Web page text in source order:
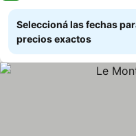
Seleccioná las fechas
precios exactos